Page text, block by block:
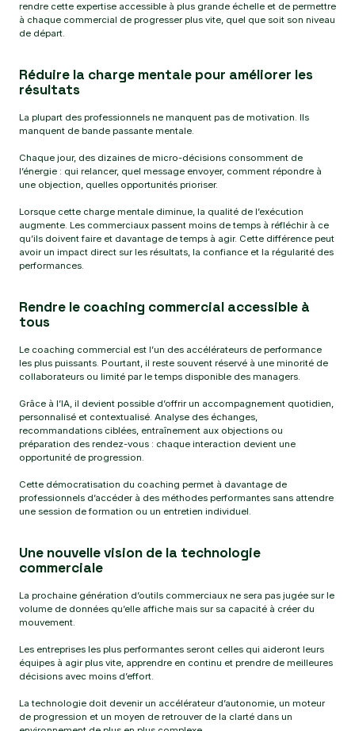
rendre cette expertise accessible à plus grande échelle et de permettre
à chaque commercial de progresser plus vite, quel que soit son niveau
de départ.
Réduire la charge mentale pour améliorer les
résultats
La plupart des professionnels ne manquent pas de motivation. Ils
manquent de bande passante mentale.
Chaque jour, des dizaines de micro-décisions consomment de
l’énergie : qui relancer, quel message envoyer, comment répondre à
une objection, quelles opportunités prioriser.
Lorsque cette charge mentale diminue, la qualité de l’exécution
augmente. Les commerciaux passent moins de temps à réfléchir à ce
qu’ils doivent faire et davantage de temps à agir. Cette différence peut
avoir un impact direct sur les résultats, la confiance et la régularité des
performances.
Rendre le coaching commercial accessible à
tous
Le coaching commercial est l’un des accélérateurs de performance
les plus puissants. Pourtant, il reste souvent réservé à une minorité de
collaborateurs ou limité par le temps disponible des managers.
Grâce à l’IA, il devient possible d’offrir un accompagnement quotidien,
personnalisé et contextualisé. Analyse des échanges,
recommandations ciblées, entraînement aux objections ou
préparation des rendez-vous : chaque interaction devient une
opportunité de progression.
Cette démocratisation du coaching permet à davantage de
professionnels d’accéder à des méthodes performantes sans attendre
une session de formation ou un entretien individuel.
Une nouvelle vision de la technologie
commerciale
La prochaine génération d’outils commerciaux ne sera pas jugée sur le
volume de données qu’elle affiche mais sur sa capacité à créer du
mouvement.
Les entreprises les plus performantes seront celles qui aideront leurs
équipes à agir plus vite, apprendre en continu et prendre de meilleures
décisions avec moins d’effort.
La technologie doit devenir un accélérateur d’autonomie, un moteur
de progression et un moyen de retrouver de la clarté dans un